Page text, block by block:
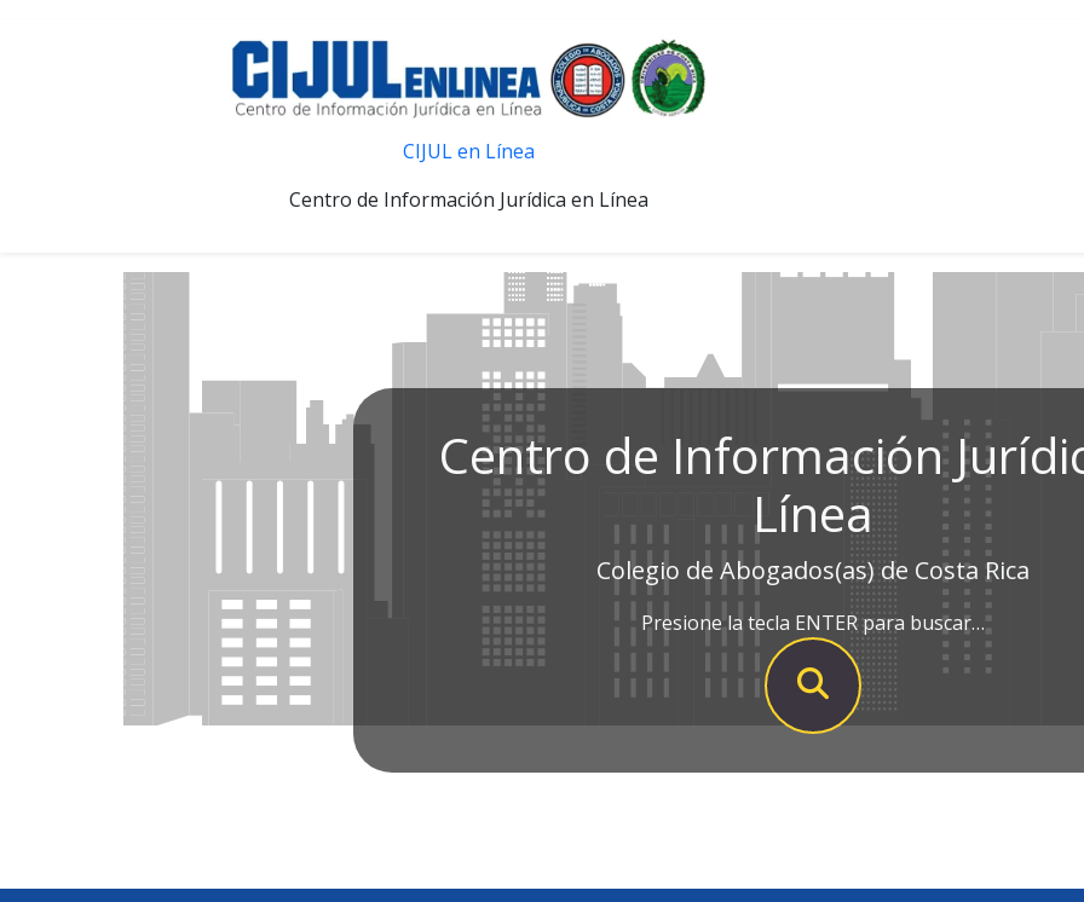
CIJUL en Línea
Centro de Información Jurídica en Línea
Centro de Información
Línea
Colegio de Abogados(as) de Costa Rica
Presione la tecla ENTER para buscar…